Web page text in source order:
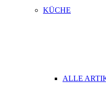
KÜCHE
ALLE